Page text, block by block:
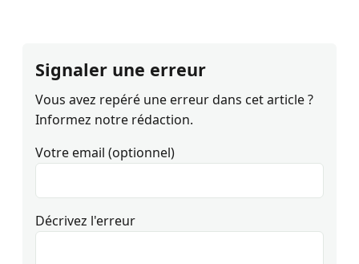
Signaler une erreur
Vous avez repéré une erreur dans cet article ?
Informez notre rédaction.
Votre email (optionnel)
Décrivez l'erreur